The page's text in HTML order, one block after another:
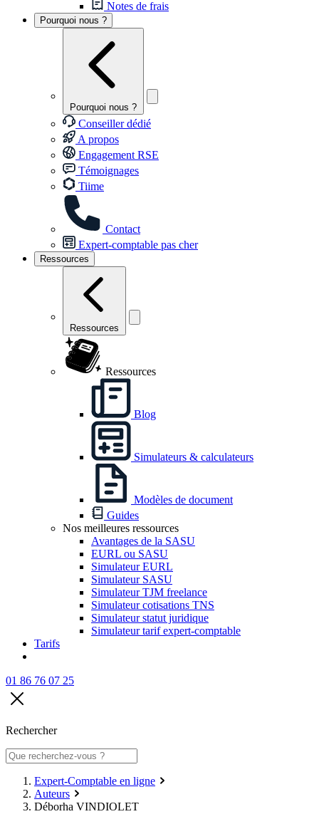
Notes de frais
Pourquoi nous ?
Pourquoi nous ?
Conseiller dédié
A propos
Engagement RSE
Témoignages
Tiime
Contact
Expert-comptable pas cher
Ressources
Ressources
Ressources
Blog
Simulateurs & calculateurs
Modèles de document
Guides
Nos meilleures ressources
Avantages de la SASU
EURL ou SASU
Simulateur EURL
Simulateur SASU
Simulateur TJM freelance
Simulateur cotisations TNS
Simulateur statut juridique
Simulateur tarif expert-comptable
Tarifs
01 86 76 07 25
Rechercher
Expert-Comptable en ligne
Auteurs
Déborha VINDIOLET